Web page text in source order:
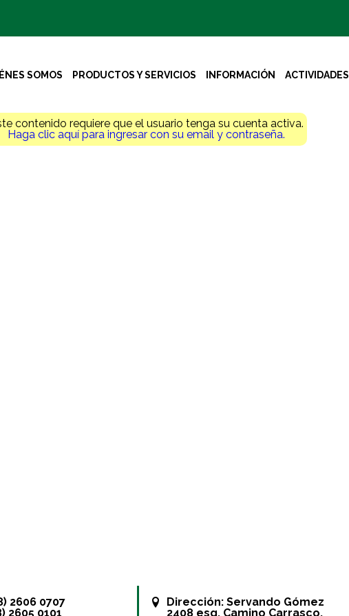
SOMOS PRODUCTOS Y SERVICIOS INFORMACIÓN ACTIVIDADES
contenido requiere que el usuario tenga su cuenta activa.
Haga clic aquí para ingresar con su email y contraseña.
2606 0707
2605 0101
Dirección:Servando Gómez
2408 esq. Camino Carrasco.